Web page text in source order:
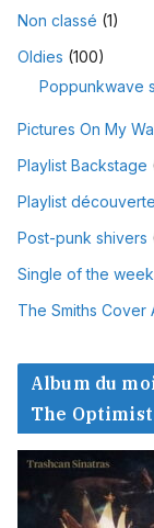
Non classé (1)
Oldies (100)
Poppunkwave
Pictures On My
Playlist Backstage
Playlist
Post-punk shivers
Single of the week
The Smiths Cover
Album du
The Optimist